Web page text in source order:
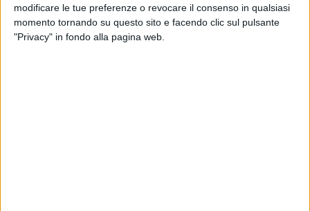
modificare le tue preferenze o revocare il consenso in qualsiasi
momento tornando su questo sito e facendo clic sul pulsante
"Privacy" in fondo alla pagina web.
PROMO NOLEGGIO
Se si decide di sottoscrivere un contratto di noleggio entro